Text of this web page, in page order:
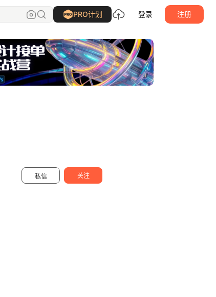
PRO计划 登录 注册
私信 关注
画漫的kwhite 关注